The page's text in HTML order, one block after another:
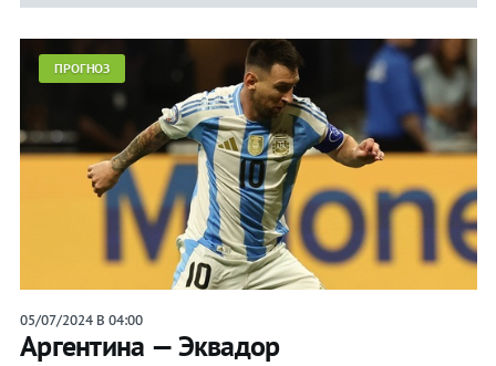
ПРОГНОЗ
05/07/2024 В 04:00
Аргентина — Эквадор